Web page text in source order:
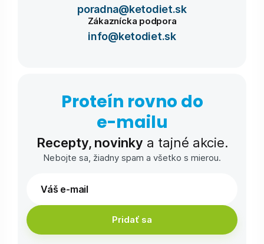
poradna@ketodiet.sk
Zákaznícka podpora
info@ketodiet.sk
Proteín rovno do
e-⁠mailu
Recepty, novinky a tajné akcie.
Nebojte sa, žiadny spam a všetko s mierou.
Pridať sa